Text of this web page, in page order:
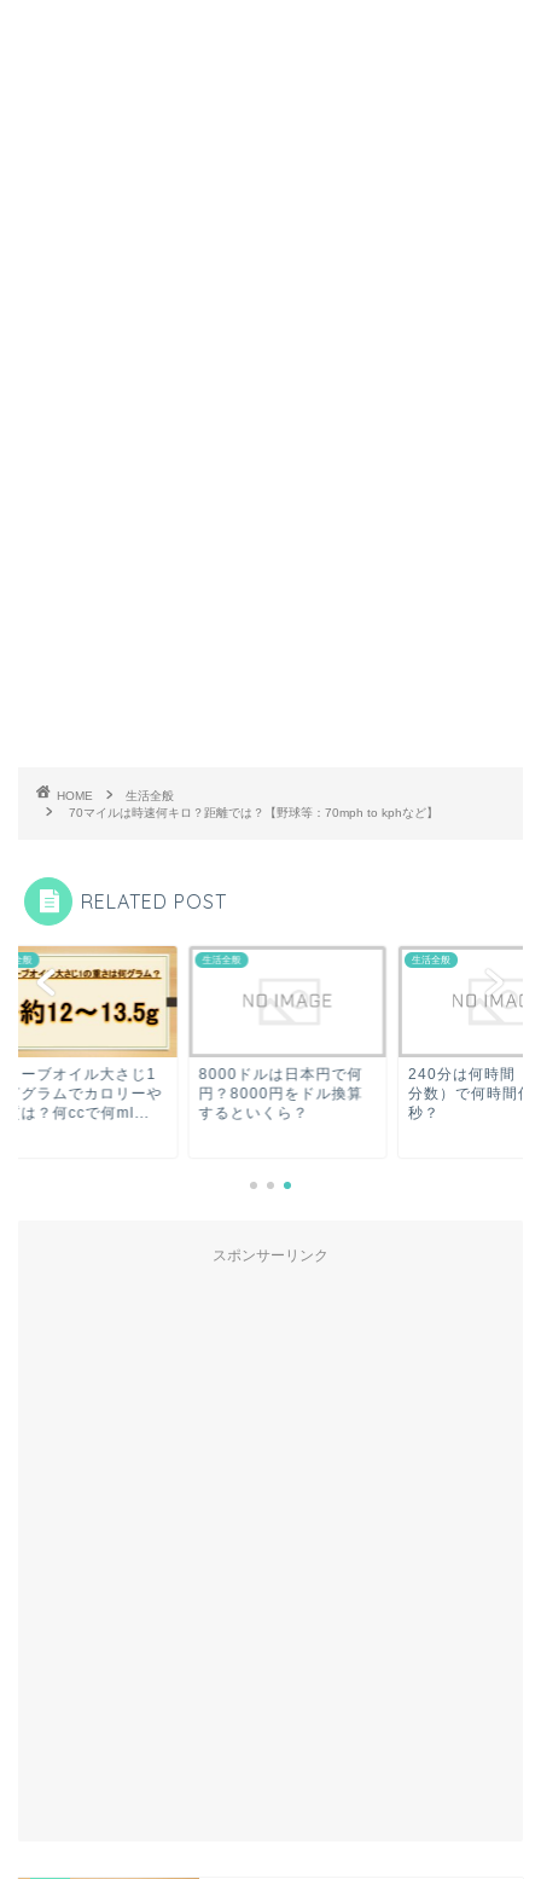
HOME
生活全般
70マイルは時速何キロ？距離では？【野球等：70mph to kphなど】
RELATED POST
ーブオイル大さじ1
グラムでカロリーや
は？何ccで何ml...
生活全般
8000ドルは日本円で何
円？8000円をドル換算
するといくら？
生活全般
240分は何時間（少
分数）で何時間何分
秒？
スポンサーリンク